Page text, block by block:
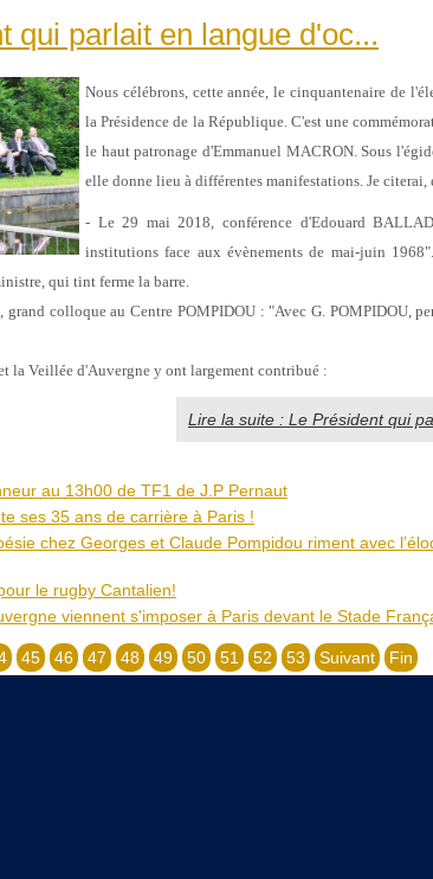
qui parlait en langue d'oc...
Nous célébrons, cette année, le cinquantenaire de
la Présidencede la République. C'est une
le haut patronage d'Emmanuel MACRON. Sous
elle donne lieu à différentes manifestations. Je citerai,
- Le 29 mai 2018, conférence d'Edouard
institutions face aux évènements de mai-juin
qui tint fermela barre.
colloque au Centre POMPIDOU : "Avec G. POMPIDOU,
la Veillée d'Auvergne y ont largement contribué :
Lire la suite : Le Président qui
au 13h00 de TF1 de J.P Pernaut
ses 35 ans de carrière à Paris !
chez Georges et Claude Pompidou riment avec
le rugby Cantalien!
viennent s'imposer à Paris devant le Stade
45 46 47 48 49 50 51 52 53 Suivant Fin